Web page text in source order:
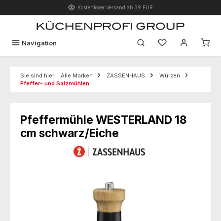
Zum Hauptinhalt springenKostenloser Versand ab 39 EUR
Navigation Du hast 0
Sie sind hier: Alle Marken ZASSENHAUS
Würzen
Pfeffer- und Salzmühlen
Pfeffermühle WESTERLAND 18
cm schwarz/Eiche